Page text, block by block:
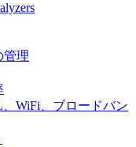
管理
、WiFi、ブロードバン